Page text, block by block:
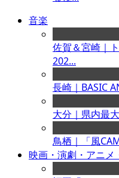
音楽
佐賀＆宮崎｜
202...
長崎｜BASIC
大分｜県内最
鳥栖｜「風
映画・演劇・アニメ